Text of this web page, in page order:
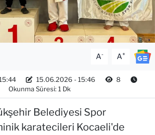
A- A+
15.06.2026 - 15:46
8
Okunma Süresi: 1 Dk
Belediyesi Spor
karatecileri Kocaeli'de